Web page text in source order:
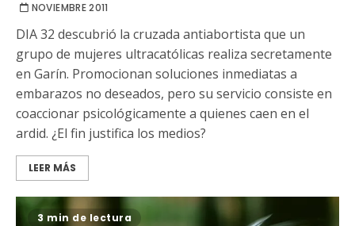
NOVIEMBRE 2011
DIA 32 descubrió la cruzada antiabortista que un
grupo de mujeres ultracatólicas realiza secretamente
en Garín. Promocionan soluciones inmediatas a
embarazos no deseados, pero su servicio consiste en
coaccionar psicológicamente a quienes caen en el
ardid. ¿El fin justifica los medios?
LEER MÁS
3 min de lectura